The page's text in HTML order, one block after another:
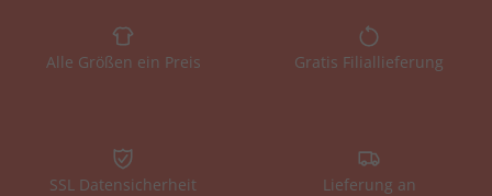
Alle Größen ein Preis Gratis Filiallieferung
SSL Datensicherheit
Lieferung an